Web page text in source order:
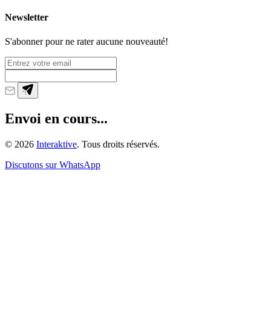
Newsletter
S'abonner pour ne rater aucune nouveauté!
Envoi en cours...
© 2026 Interaktive. Tous droits réservés.
Discutons sur WhatsApp